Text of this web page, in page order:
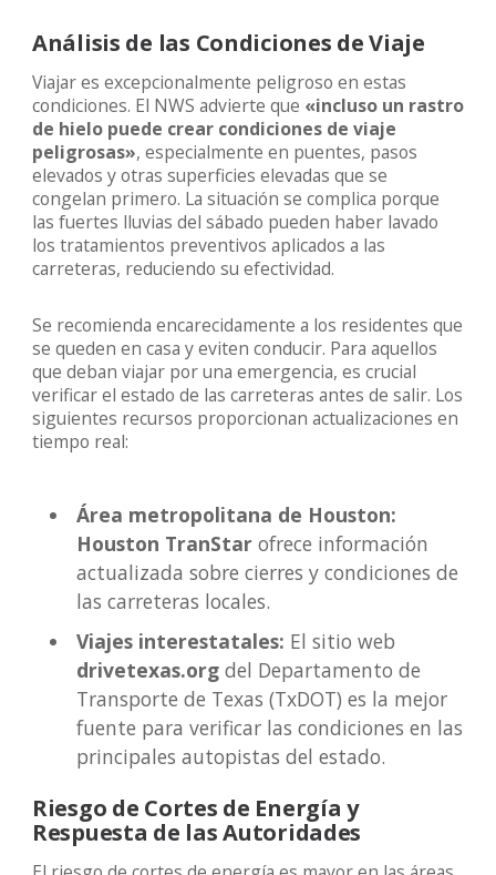
Análisis de las Condiciones de Viaje
Viajar es excepcionalmente peligroso en estas
condiciones. El NWS advierte que «incluso un rastro
de hielo puede crear condiciones de viaje
peligrosas», especialmente en puentes, pasos
elevados y otras superficies elevadas que se
congelan primero. La situación se complica porque
las fuertes lluvias del sábado pueden haber lavado
los tratamientos preventivos aplicados a las
carreteras, reduciendo su efectividad.
Se recomienda encarecidamente a los residentes que
se queden en casa y eviten conducir. Para aquellos
que deban viajar por una emergencia, es crucial
verificar el estado de las carreteras antes de salir. Los
siguientes recursos proporcionan actualizaciones en
tiempo real:
Área metropolitana de Houston:
Houston TranStar ofrece información
actualizada sobre cierres y condiciones de
las carreteras locales.
Viajes interestatales: El sitio web
drivetexas.org del Departamento de
Transporte de Texas (TxDOT) es la mejor
fuente para verificar las condiciones en las
principales autopistas del estado.
Riesgo de Cortes de Energía y
Respuesta de las Autoridades